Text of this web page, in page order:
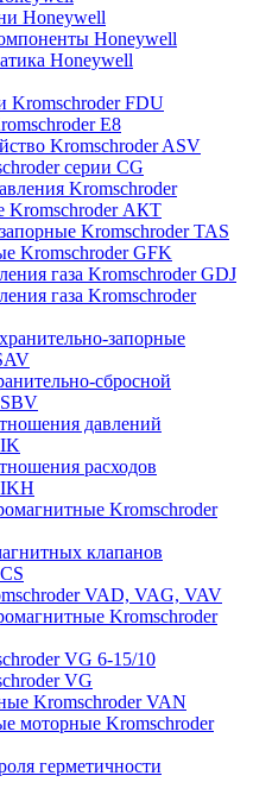
Honeywell
Honeywell
Honeywell
Kromschroder FDU
E8
Kromschroder ASV
серии CG
Kromschroder
Kromschroder АКТ
Kromschroder TAS
Kromschroder GFK
газа Kromschroder GDJ
газа Kromschroder
запорные
сбросной
давлений
расходов
Kromschroder
клапанов
VAD, VAG, VAV
Kromschroder
VG 6-15/10
VG
Kromschroder VAN
моторные Kromschroder
герметичности